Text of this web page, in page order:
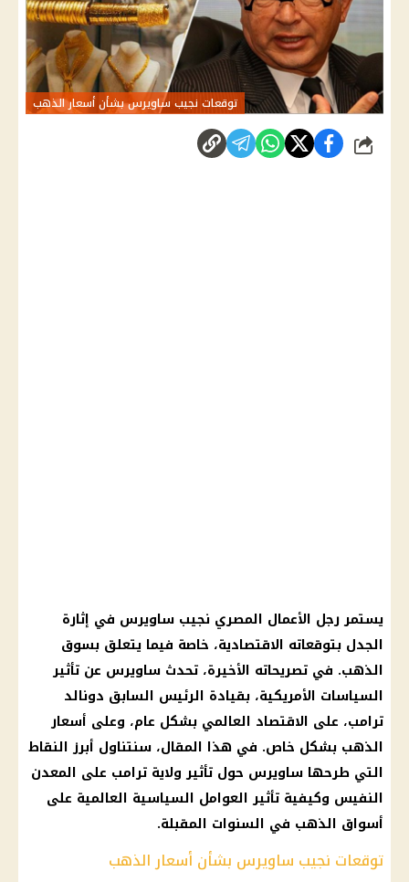
توقعات نجيب ساويرس بشأن أسعار الذهب
شارك
يستمر رجل الأعمال المصري نجيب ساويرس في إثارة
الجدل بتوقعاته الاقتصادية، خاصة فيما يتعلق بسوق
الذهب. في تصريحاته الأخيرة، تحدث ساويرس عن تأثير
السياسات الأمريكية، بقيادة الرئيس السابق دونالد
ترامب، على الاقتصاد العالمي بشكل عام، وعلى أسعار
الذهب بشكل خاص. في هذا المقال، سنتناول أبرز النقاط
التي طرحها ساويرس حول تأثير ولاية ترامب على المعدن
النفيس وكيفية تأثير العوامل السياسية العالمية على
أسواق الذهب في السنوات المقبلة.
توقعات نجيب ساويرس بشأن أسعار الذهب